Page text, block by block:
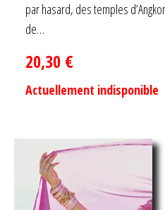
par hasard, des temples
de…
20,30 €
Actuellement indisponible